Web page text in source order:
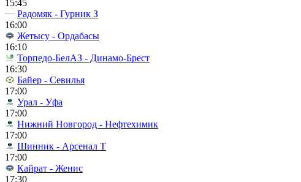
15:45
Радомяк - Гурник З
16:00
Жетысу - Ордабасы
16:10
Торпедо-БелАЗ - Динамо-Брест
16:30
Байер - Севилья
17:00
Урал - Уфа
17:00
Нижний Новгород - Нефтехимик
17:00
Шинник - Арсенал Т
17:00
Кайрат - Женис
17:30